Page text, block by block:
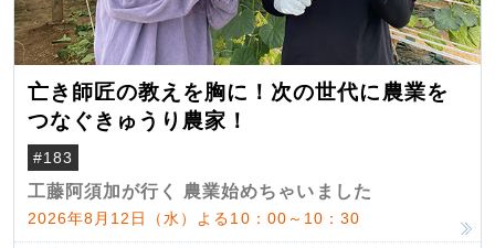
亡き師匠の教えを胸に！次の世代に農業を
つなぐきゅうり農家！
#183
工藤阿須加が行く 農業始めちゃいました
2026年8月12日（水）よる10：00～10：30